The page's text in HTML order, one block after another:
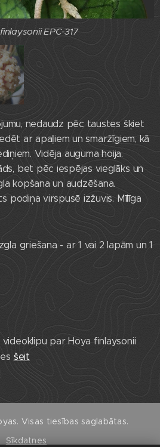
EPC-317
EPC-317
nedaudz pēc taustes šķiet
ar apaļiem un smaržīgiem, kā
Vidēja auguma hoija.
bet pēc iespējas vieglāks un
kopšana un audzēšana.
podiņa virspusē izžuvis. Mīlīga
griešana - ar 1 vai 2 lapām un 1
par Hoya finlaysonii
šeit
Visas tiesības saglabātas.
Sīkdatnes